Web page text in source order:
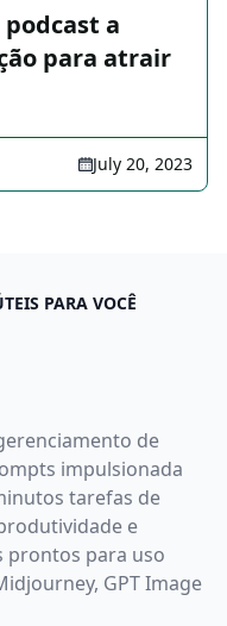
a
para atrair
July 20, 2023
PARA VOCÊ
de
impulsionada
tarefas de
e
prontos para uso
GPT Image